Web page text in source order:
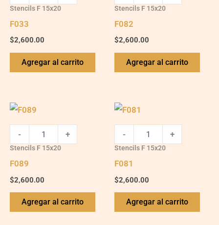
Stencils F 15x20
F033
$2,600.00
Agregar al carrito
Stencils F 15x20
F082
$2,600.00
Agregar al carrito
F089
- +
Stencils F 15x20
F089
$2,600.00
Agregar al carrito
F081
- +
Stencils F 15x20
F081
$2,600.00
Agregar al carrito